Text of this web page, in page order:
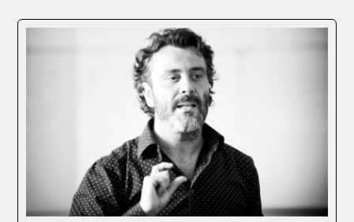
De una perspectiva tradicional se puede
definir el salario como la compensación
económica que percibe el empleado por el
trabajo realizado, esto incluye los
programas de retribución fija, variable y las
percepciones en especies; si bien desde